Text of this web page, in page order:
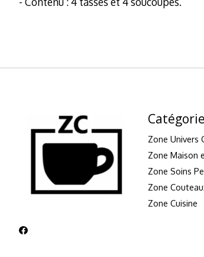
Zone Univers
Zone Maison
Zone Soins
Zone
Zone Cuisine